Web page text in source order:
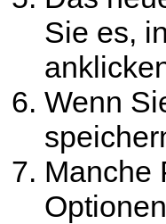
Sie es,
Wenn
Manche